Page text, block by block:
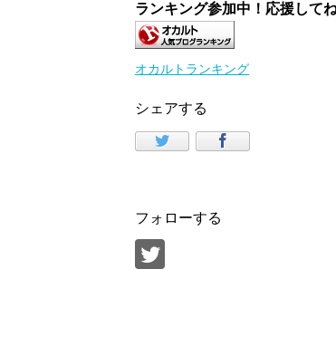
ランキング参加中！応援してね
オカルトランキング
シェアする
フォローする